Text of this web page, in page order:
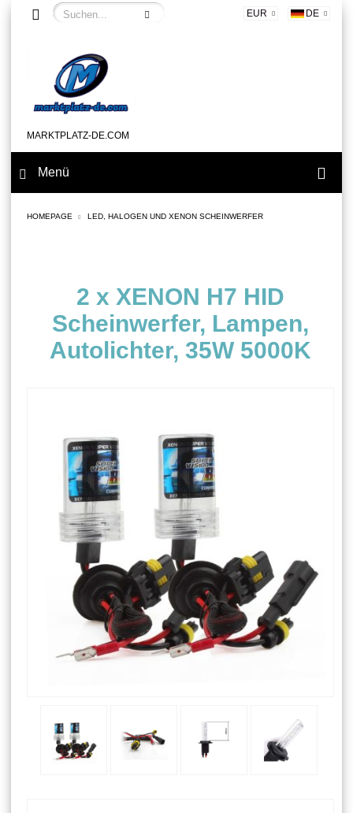
EUR DE
MARKTPLATZ-DE.COM
Menü
HOMEPAGE LED, HALOGEN UND XENON SCHEINWERFER
2 x XENON H7 HID
Scheinwerfer, Lampen,
Autolichter, 35W 5000K